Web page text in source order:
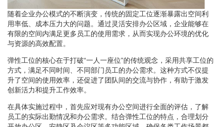
随着企业办公模式的不断演变，传统的固定工位逐渐暴露出空间利
用率低、成本压力大的问题。通过灵活安排办公区域，企业能够在
有限的空间内满足更多员工的使用需求，从而实现办公环境的优化
与资源的高效配置。
弹性工位的核心在于打破“一人一座位”的传统观念，采用共享工位的
方式，满足不同时间、不同部门员工的办公需求。这种方式不仅提
升了空间的使用效率，还促进了团队间的交流与协作，有助于激发
创新活力和提升工作效率。
在具体实施过程中，首先应对现有办公空间进行全面的评估，了解
员工的实际出勤情况和办公需求。结合弹性工位的特点，合理划分